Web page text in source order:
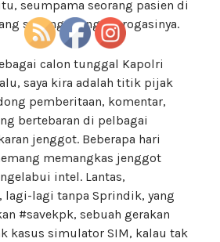
seumpama seorang pasien di
sedang menginterogasinya.
calon tunggal Kapolri
saya kira adalah titik pijak
pemberitaan, komentar,
bertebaran di pelbagai
jenggot. Beberapa hari
memangkas jenggot
intel. Lantas,
lagi-lagi tanpa Sprindik, yang
#savekpk, sebuah gerakan
kasus simulator SIM, kalau tak